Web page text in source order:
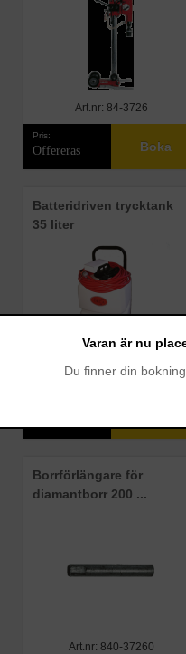
Varan är nu
Du finner din
Art.nr: 84-3726
Pris:
Offereras Boka
Batteridriven trycktank
35 liter
Art.nr: 84-3722-1
Borrförlängare för
diamantborr 200 ...
Art.nr: 840-37260